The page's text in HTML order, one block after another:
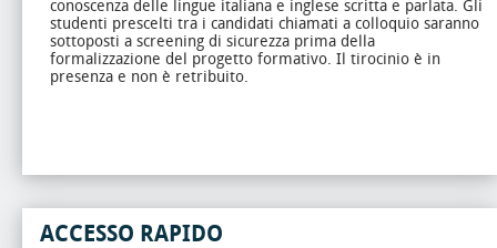
conoscenza delle lingue italiana e inglese scritta e parlata. Gli
studenti prescelti tra i candidati chiamati a colloquio saranno
sottoposti a screening di sicurezza prima della
formalizzazione del progetto formativo. Il tirocinio è in
presenza e non è retribuito.
ACCESSO RAPIDO